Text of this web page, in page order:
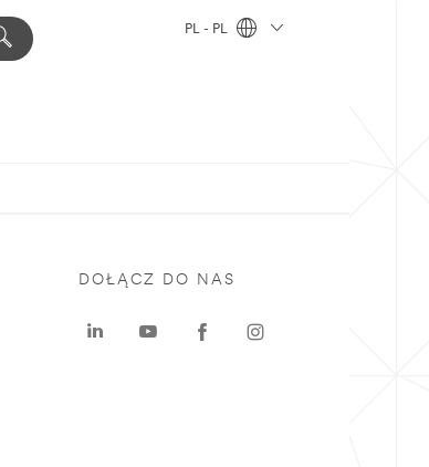
PL - PL
DOŁĄCZ DO NAS